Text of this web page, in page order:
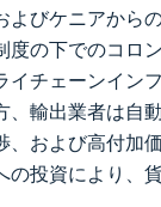
よびケニアから
度の下でのコロ
イチェーンイン
、輸出業者は自
、および高付加
の投資により、